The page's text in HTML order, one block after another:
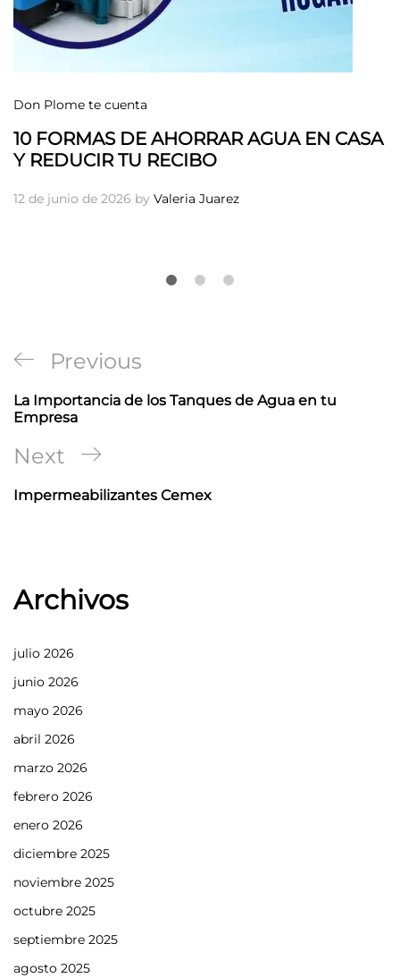
Don Plome te cuenta
10 FORMAS DE AHORRAR AGUA EN CASA
Y REDUCIR TU RECIBO
12 de junio de 2026 by Valeria Juarez
Navegación
de
entradas
Previous
Post
Previous
La Importancia de los Tanques de Agua en tu
Empresa
Next
Post
Next
Impermeabilizantes Cemex
Archivos
julio 2026
junio 2026
mayo 2026
abril 2026
marzo 2026
febrero 2026
enero 2026
diciembre 2025
noviembre 2025
octubre 2025
septiembre 2025
agosto 2025